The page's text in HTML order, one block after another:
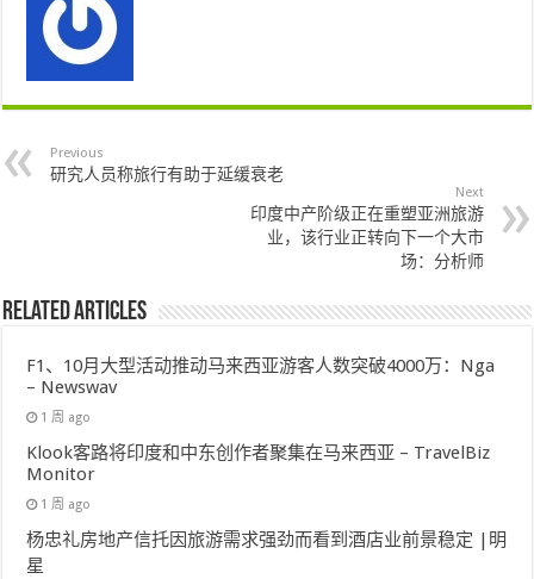
Previous
研究人员称旅行有助于延缓衰老
Next
印度中产阶级正在重塑亚洲旅游
业，该行业正转向下一个大市
场：分析师
Related Articles
F1、10月大型活动推动马来西亚游客人数突破4000万：Nga
– Newswav
1 周 ago
Klook客路将印度和中东创作者聚集在马来西亚 – TravelBiz
Monitor
1 周 ago
杨忠礼房地产信托因旅游需求强劲而看到酒店业前景稳定 |明
星